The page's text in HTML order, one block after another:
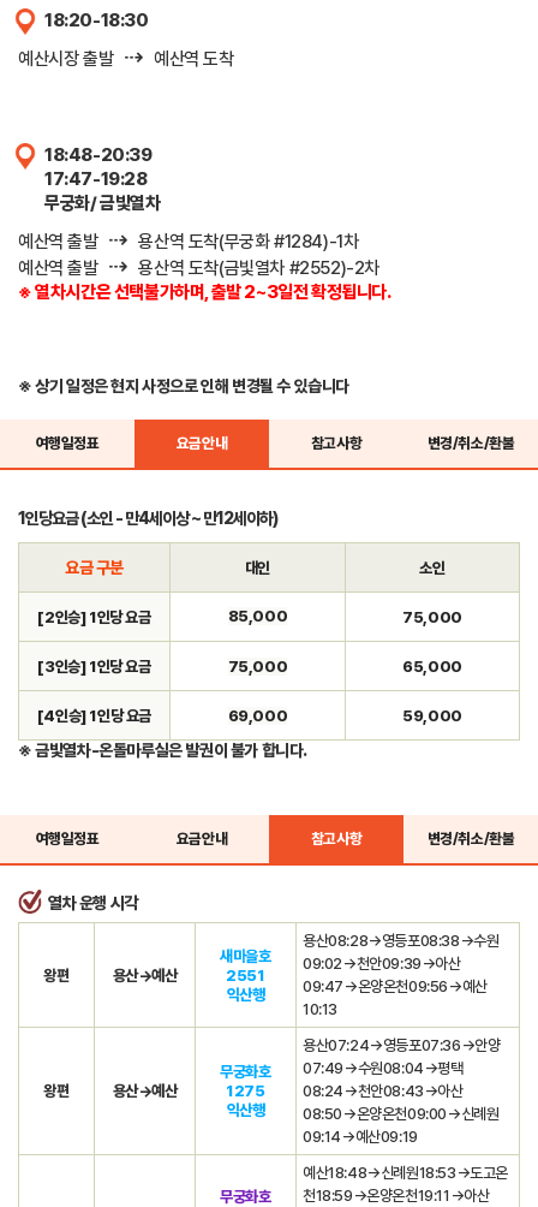
18:20-18:30
예산시장 출발 ⇢ 예산역 도착
18:48-20:39
17:47-19:28
무궁화/ 금빛열차
예산역 출발 ⇢ 용산역 도착(무궁화 #1284)-1차
예산역 출발 ⇢ 용산역 도착(금빛열차 #2552)-2차
※ 열차시간은 선택불가하며, 출발 2~3일전 확정됩니다.
※ 상기 일정은 현지 사정으로 인해 변경될 수 있습니다
여행일정표 요금안내 참고사항 변경/취소/환불
1인당요금 (소인 - 만4세이상 ~ 만12세이하)
요금 구분 대인 소인
[2인승] 1인당 요금 85,000 75,000
[3인승] 1인당 요금 75,000 65,000
[4인승] 1인당 요금 69,000 59,000
※ 금빛열차-온돌마루실은 발권이 불가 합니다.
여행일정표 요금안내 참고사항 변경/취소/환불
열차 운행 시각
왕편 용산→예산
새마을호
2551
익산행
용산08:28→영등포08:38→수원
09:02→천안09:39→아산
09:47→온양온천09:56→예산
10:13
왕편 용산→예산
무궁화호
1275
익산행
용산07:24→영등포07:36→안양
07:49→수원08:04→평택
08:24→천안08:43→아산
08:50→온양온천09:00→신례원
09:14→예산09:19
무궁화호
예산18:48→신례원18:53→도고온
천18:59→온양온천19:11→아산